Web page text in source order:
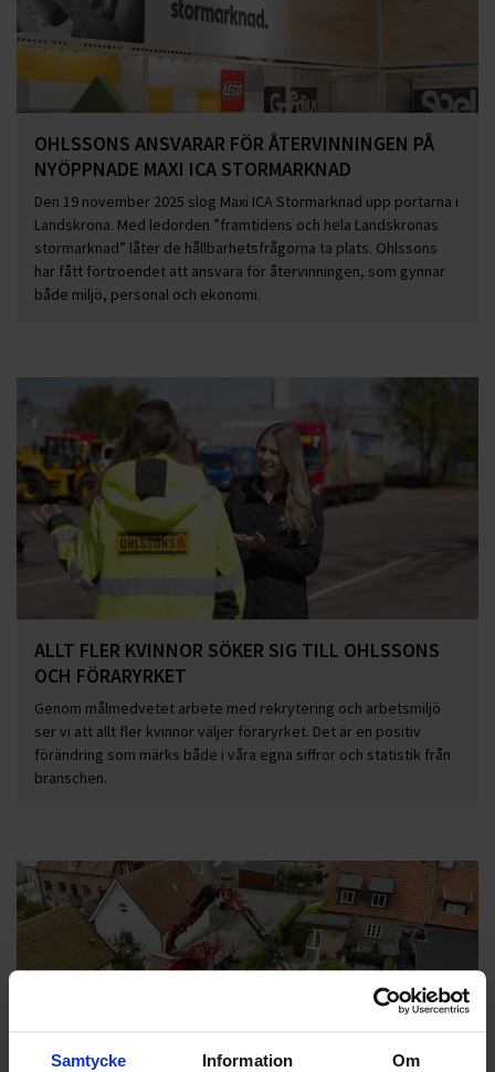
Samtycke Information Om
OHLSSONS ANSVARAR FÖR ÅTERVINNINGEN PÅ
NYÖPPNADE MAXI ICA STORMARKNAD
Den 19 november 2025 slog Maxi ICA Stormarknad upp portarna i
Landskrona. Med ledorden ”framtidens och hela Landskronas
stormarknad” låter de hållbarhetsfrågorna ta plats. Ohlssons
har fått förtroendet att ansvara för återvinningen, som gynnar
både miljö, personal och ekonomi.
ALLT FLER KVINNOR SÖKER SIG TILL OHLSSONS
OCH FÖRARYRKET
Genom målmedvetet arbete med rekrytering och arbetsmiljö
ser vi att allt fler kvinnor väljer föraryrket. Det är en positiv
förändring som märks både i våra egna siffror och statistik från
branschen.